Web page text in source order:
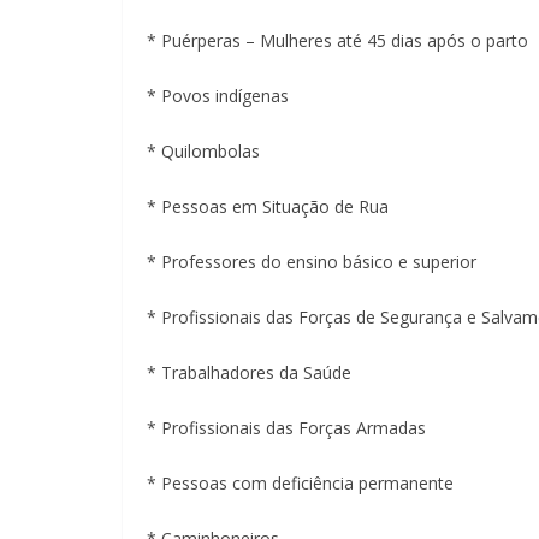
* Puérperas – Mulheres até 45 dias após o parto
* Povos indígenas
* Quilombolas
* Pessoas em Situação de Rua
* Professores do ensino básico e superior
* Profissionais das Forças de Segurança e
* Trabalhadores da Saúde
* Profissionais das Forças Armadas
* Pessoas com deficiência permanente